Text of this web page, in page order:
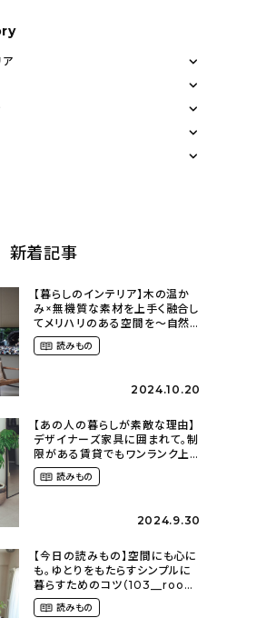
ア
新着記事
【暮らしのインテリア】木の温か
み×無機質な素材を上手く融合し
てメリハリのある空間を〜自然
に囲まれて暮らす（ki_no_ieさ
ん） 読みもの
2024.10.20
【あの人の暮らしが素敵な理由】
デザイナーズ家具に囲まれて。制
限がある賃貸でもワンランク上
のお部屋に〜狭くても好きな暮
らしのこと（_____chika708さ
読みもの
2024.9.30
【今日の読みもの】空間にも心に
も。ゆとりをもたらすシンプルに
暮らすためのコツ（103__room
さん）
読みもの